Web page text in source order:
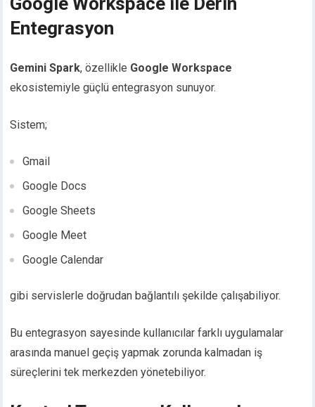
Entegrasyon
Gemini Spark, özellikle Google Workspace
ekosistemiyle güçlü entegrasyon sunuyor.
Sistem;
Gmail
Google Docs
Google Sheets
Google Meet
Google Calendar
gibi servislerle doğrudan bağlantılı şekilde çalışabiliyor.
Bu entegrasyon sayesinde kullanıcılar farklı uygulamalar
arasında manuel geçiş yapmak zorunda kalmadan iş
süreçlerini tek merkezden yönetebiliyor.